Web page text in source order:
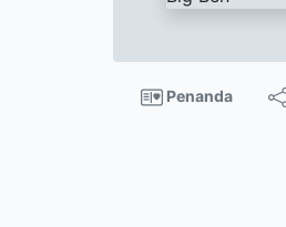
Penanda